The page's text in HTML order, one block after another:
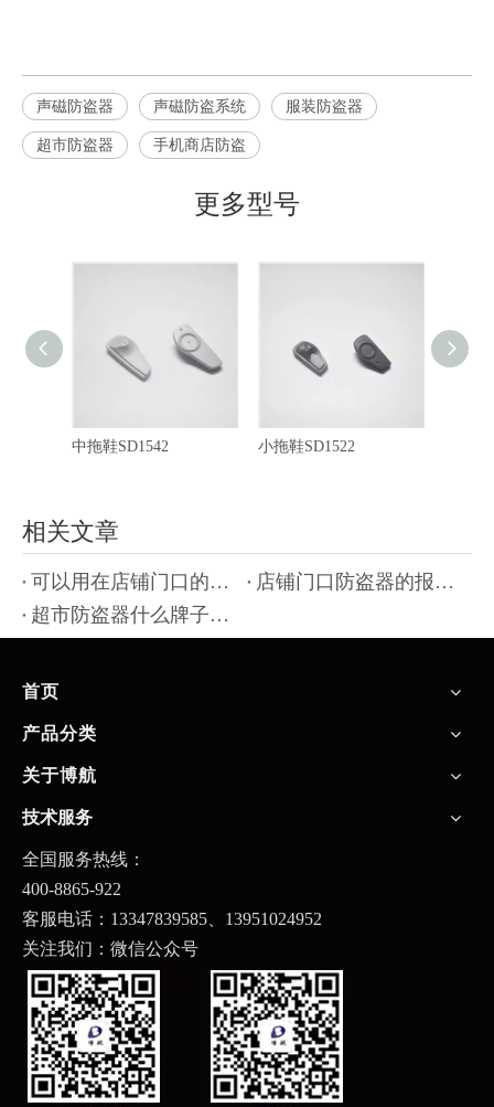
声磁防盗器 声磁防盗系统 服装防盗器
超市防盗器 手机商店防盗
更多型号
中拖鞋SD1542 小拖鞋SD1522
相关文章
可以用在店铺门口的防盗设备有哪些-品牌厂家,防盗设备种类多[博航]
店铺门口防盗器的报警声音大小可以调节嘛-工程师在线为你揭秘[博航]
超市防盗器什么牌子好-老品牌,品质服务更放心[博航]
首页
产品分类
关于博航
技术服务
全国服务热线：
400-8865-922
客服电话：13347839585、 13951024952
关注我们：微信公众号